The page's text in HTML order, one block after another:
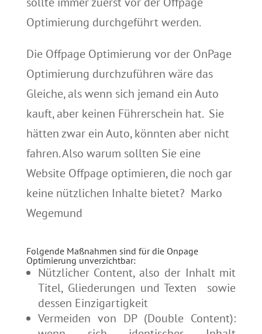
Optimierung durchgeführt werden.
Die Offpage Optimierung vor der OnPage
Optimierung durchzuführen wäre das
Gleiche, als wenn sich jemand ein Auto
kauft, aber keinen Führerschein hat. Sie
hätten zwar ein Auto, könnten aber nicht
fahren. Also warum sollten Sie eine
Website Offpage optimieren, die noch gar
keine nützlichen Inhalte bietet? Marko
Wegemund
Folgende Maßnahmen sind für die Onpage
Optimierung unverzichtbar:
Nützlicher Content, also der Inhalt mit
Titel, Gliederungen und Texten sowie
dessen Einzigartigkeit
Vermeiden von DP (Double Content):